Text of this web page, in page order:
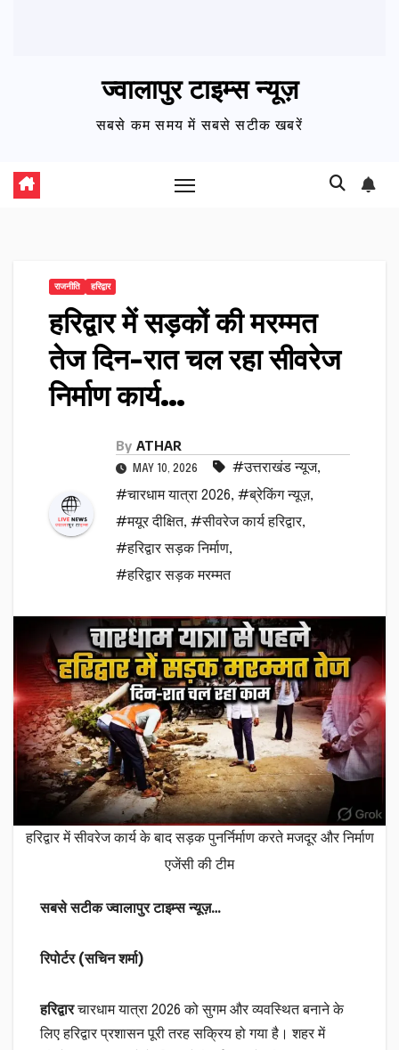
ज्वालापुर टाइम्स न्यूज़
सबसे कम समय में सबसे सटीक खबरें
राजनीति हरिद्वार
हरिद्वार में सड़कों की मरम्मत
तेज दिन-रात चल रहा सीवरेज
निर्माण कार्य…
By ATHAR
MAY 10, 2026 #उत्तराखंड न्यूज,
#चारधाम यात्रा 2026, #ब्रेकिंग न्यूज़,
#मयूर दीक्षित, #सीवरेज कार्य हरिद्वार,
#हरिद्वार सड़क निर्माण,
#हरिद्वार सड़क मरम्मत
हरिद्वार में सीवरेज कार्य के बाद सड़क पुनर्निर्माण करते मजदूर और निर्माण
एजेंसी की टीम
सबसे सटीक ज्वालापुर टाइम्स न्यूज़…
रिपोर्टर (सचिन शर्मा)
हरिद्वारचारधाम यात्रा 2026 को सुगम और व्यवस्थित बनाने के
लिए हरिद्वार प्रशासन पूरी तरह सक्रिय हो गया है। शहर में